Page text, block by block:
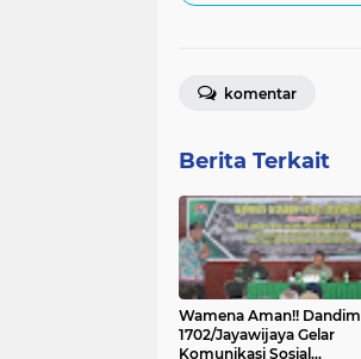
komentar
Berita Terkait
Wamena Aman!! Dandim
1702/Jayawijaya Gelar
Komunikasi Sosial